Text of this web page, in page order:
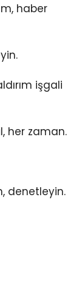
haber
işgali
her zaman.
denetleyin.